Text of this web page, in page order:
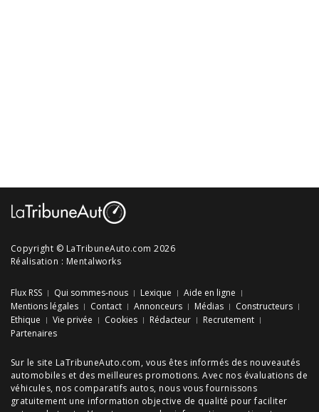
Copyright © LaTribuneAuto.com 2026
Réalisation : Mentalworks
Flux RSS Qui sommes-nous Lexique
Aide en ligne
Mentions légales
Contact Annonceurs Médias
Constructeurs
Ethique
Vie privée Cookies Rédacteur
Recrutement
Partenaires
Sur le site LaTribuneAuto.com, vous êtes informés des nouveautés
automobiles et des meilleures promotions. Avec nos évaluations de
véhicules, nos comparatifs autos, nous vous fournissons
gratuitement une information objective de qualité pour faciliter